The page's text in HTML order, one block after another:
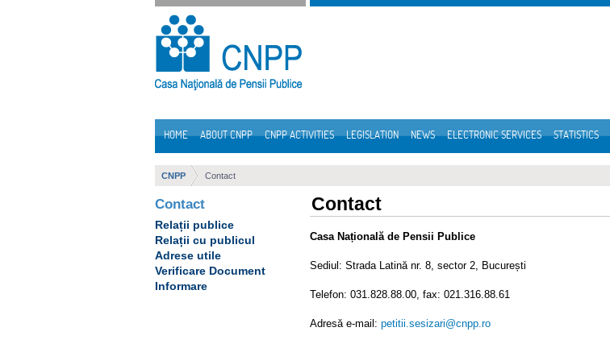
Skip to Content
HOME ABOUT CNPP CNPP ACTIVITIES LEGISLATION NEWS ELECTRONIC SERVICES STATISTICS
CNPP Contact
Contact
Relații publice
Relații cu publicul
Adrese utile
Verificare Document
Informare
Contact
Casa Națională de Pensii Publice
Sediul: Strada Latină nr. 8, sector 2, București
Telefon: 031.828.88.00, fax: 021.316.88.61
Adresă e-mail: petitii.sesizari@cnpp.ro